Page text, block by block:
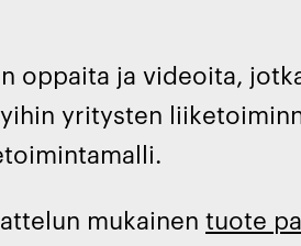
oppaita ja videoita,
yritysten
mukainen tuote